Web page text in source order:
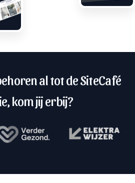
al tot de SiteCafé
kom jij erbij?